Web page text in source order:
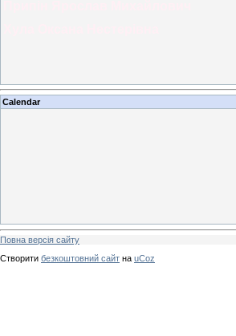
Calendar
Повна версія сайту
Створити безкоштовний сайт на uCoz